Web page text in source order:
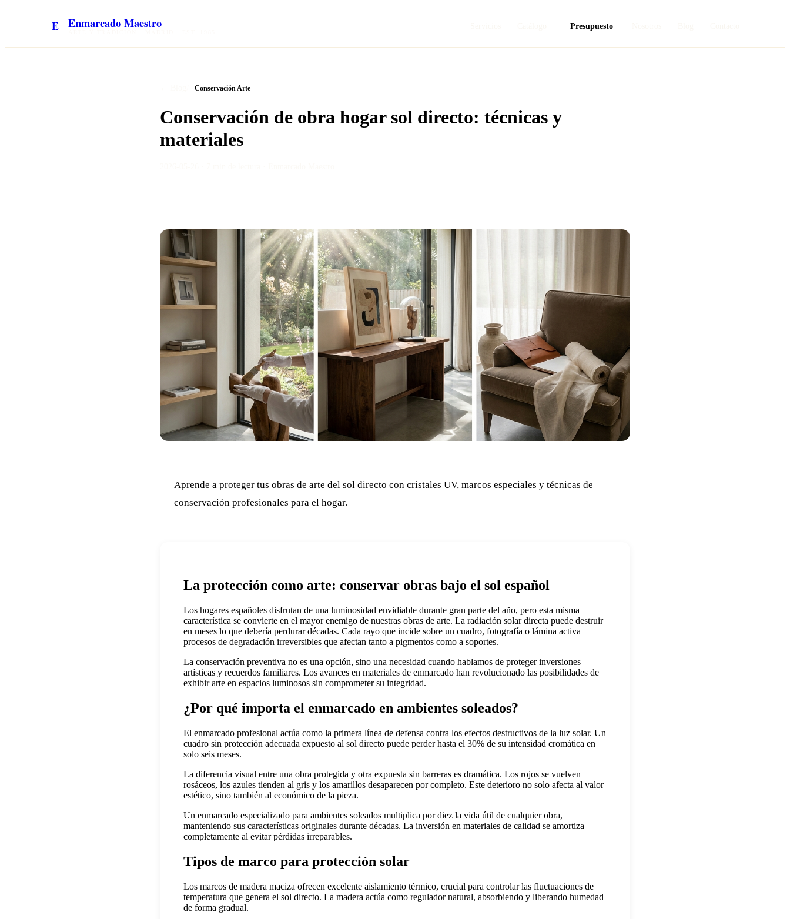
E Enmarcado Maestro Presupuesto
Conservación Arte
Conservación de obra hogar sol directo: técnicas y
materiales
Aprende a proteger tus obras de arte del sol directo con cristales UV, marcos especiales y técnicas de
conservación profesionales para el hogar.
La protección como arte: conservar obras bajo el sol español
Los hogares españoles disfrutan de una luminosidad envidiable durante gran parte del año, pero esta misma
característica se convierte en el mayor enemigo de nuestras obras de arte. La radiación solar directa puede destruir
en meses lo que debería perdurar décadas. Cada rayo que incide sobre un cuadro, fotografía o lámina activa
procesos de degradación irreversibles que afectan tanto a pigmentos como a soportes.
La conservación preventiva no es una opción, sino una necesidad cuando hablamos de proteger inversiones
artísticas y recuerdos familiares. Los avances en materiales de enmarcado han revolucionado las posibilidades de
exhibir arte en espacios luminosos sin comprometer su integridad.
¿Por qué importa el enmarcado en ambientes soleados?
El enmarcado profesional actúa como la primera línea de defensa contra los efectos destructivos de la luz solar. Un
cuadro sin protección adecuada expuesto al sol directo puede perder hasta el 30% de su intensidad cromática en
solo seis meses.
La diferencia visual entre una obra protegida y otra expuesta sin barreras es dramática. Los rojos se vuelven
rosáceos, los azules tienden al gris y los amarillos desaparecen por completo. Este deterioro no solo afecta al valor
estético, sino también al económico de la pieza.
Un enmarcado especializado para ambientes soleados multiplica por diez la vida útil de cualquier obra,
manteniendo sus características originales durante décadas. La inversión en materiales de calidad se amortiza
completamente al evitar pérdidas irreparables.
Tipos de marco para protección solar
Los marcos de madera maciza ofrecen excelente aislamiento térmico, crucial para controlar las fluctuaciones de
temperatura que genera el sol directo. La madera actúa como regulador natural, absorbiendo y liberando humedad
de forma gradual.